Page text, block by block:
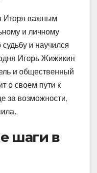
Игоря важным
и личному
и научился
Игорь Жижикин
и общественный
о своем пути к
за возможности,
шаги в